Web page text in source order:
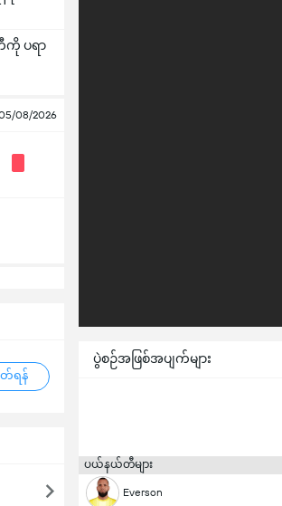
ပရာ
08/2026
တ်ရန်
ပွဲစဉ်အဖြစ်အပျက်များ
ပယ်နယ်တီများ
Everson